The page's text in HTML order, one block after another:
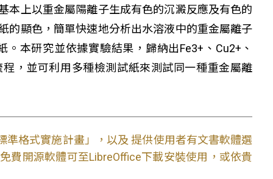
本上以重金屬陽離子生成有色的沉澱反應及有色的
的顯色，簡單快速地分析出水溶液中的重金屬離子
。本研究並依據實驗結果，歸納出Fe3+ 、Cu2+ 、
，並可利用多種檢測試紙來測試同一種重金屬離
準格式實施計畫」，以及 提供使用者有文書軟體選
費開源軟體可至LibreOffice下載安裝使用，或依貴